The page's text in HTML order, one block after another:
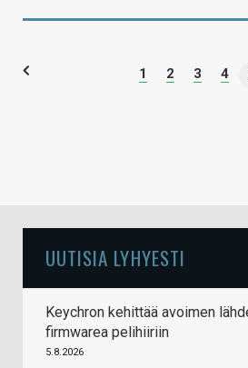
1 2 3 4
UUTISIA LYHYESTI
Keychron kehittää avoimen
firmwarea pelihiiriin
5.8.2026